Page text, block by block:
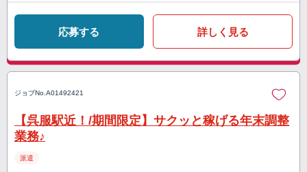
応募する 詳しく見る
ジョブNo. A01492421
【呉服駅近！/期間限定】サクッと稼げる年末調整
業務♪
派遣